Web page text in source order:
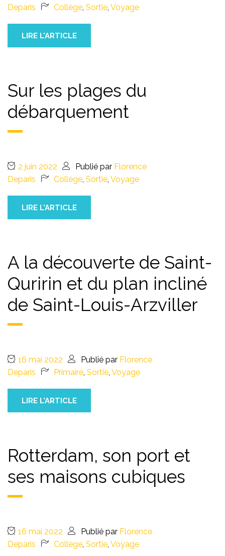
Deparis Collège, Sortie, Voyage
LIRE L'ARTICLE
Sur les plages du
débarquement
2 juin 2022 Publié par Florence
Deparis
Collège, Sortie, Voyage
LIRE L'ARTICLE
A la découverte de Saint-
Quririn et du plan incliné
de Saint-Louis-Arzviller
16 mai 2022 Publié par Florence
Deparis
Primaire, Sortie, Voyage
LIRE L'ARTICLE
Rotterdam, son port et
ses maisons cubiques
16 mai 2022 Publié par Florence
Deparis
Collège, Sortie, Voyage